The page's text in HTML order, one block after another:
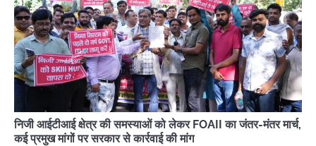
निजी आईटीआई क्षेत्र की समस्याओं को लेकर FOAII का जंतर-मंतर मार्च,
कई प्रमुख मांगों पर सरकार से कार्रवाई की मांग